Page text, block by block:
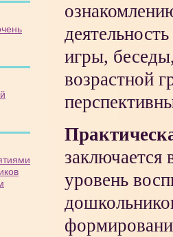
игры,
возрастной
заключается
уровень